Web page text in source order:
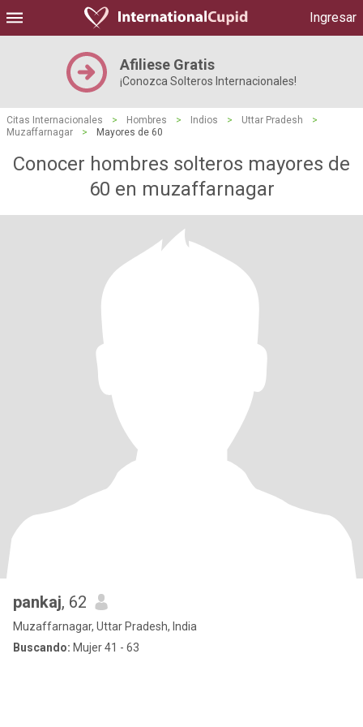
Ingresar
Afiliese Gratis
¡Conozca Solteros Internacionales!
Citas Internacionales > Hombres > Indios > Uttar Pradesh
>
Muzaffarnagar
> Mayores de 60
Conocer hombres solteros mayores de
60 en muzaffarnagar
pankaj, 62
Muzaffarnagar, Uttar Pradesh, India
Buscando: Mujer 41 - 63